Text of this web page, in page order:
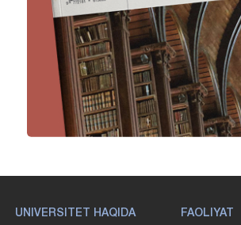
UNIVERSITET HAQIDA FAOLIYAT